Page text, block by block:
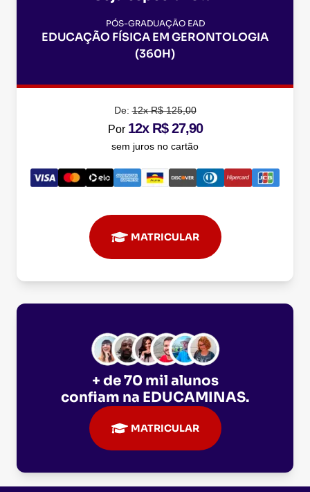
PÓS-GRADUAÇÃO EAD
EDUCAÇÃO FÍSICA EM GERONTOLOGIA
(360H)
De:12x R$ 125,00
Por 12x R$ 27,90
sem juros no cartão
MATRICULAR
+ de 70 mil alunos
confiam na EDUCAMINAS.
MATRICULAR